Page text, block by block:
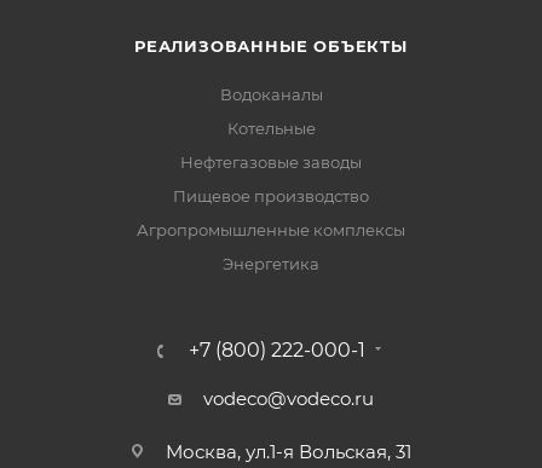
РЕАЛИЗОВАННЫЕ ОБЪЕКТЫ
Водоканалы
Котельные
Нефтегазовые заводы
Пищевое производство
Агропромышленные комплексы
Энергетика
+7 (800) 222-000-1
vodeco@vodeco.ru
Москва, ул.1-я Вольская, 31